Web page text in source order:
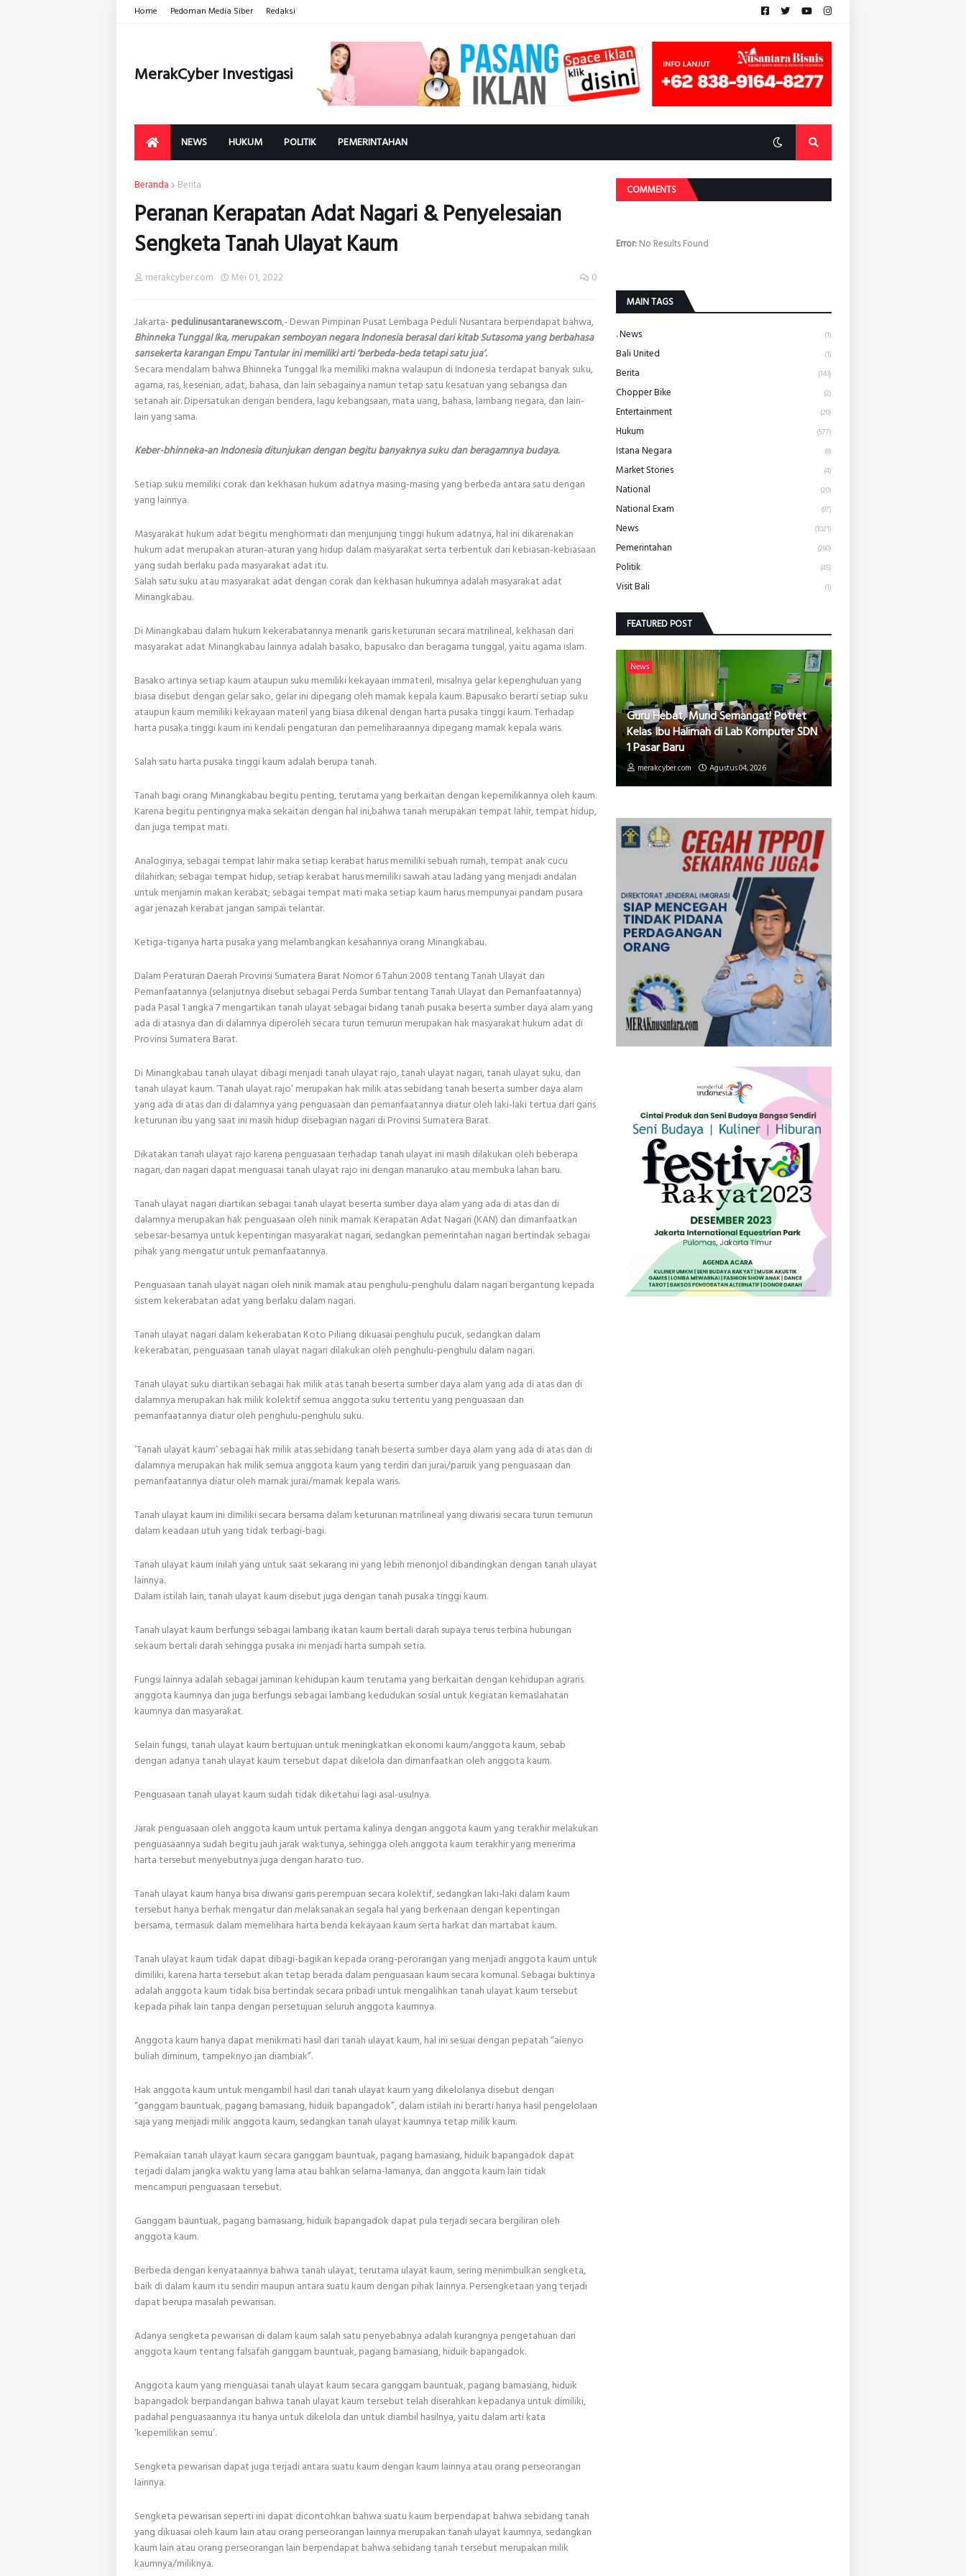
Home Pedoman Media Siber Redaksi
MerakCyber Investigasi
NEWS HUKUM POLITIK PEMERINTAHAN
Beranda Berita
Peranan Kerapatan Adat Nagari & Penyelesaian
Sengketa Tanah Ulayat Kaum
merakcyber.com Mei 01, 2022 0
Jakarta- pedulinusantaranews.com,- Dewan Pimpinan Pusat Lembaga Peduli Nusantara berpendapat bahwa,
Bhinneka Tunggal Ika, merupakan semboyan negara Indonesia berasal dari kitab Sutasoma yang berbahasa
sansekerta karangan Empu Tantular ini memiliki arti ‘berbeda-beda tetapi satu jua’.
Secara mendalam bahwa Bhinneka Tunggal Ika memiliki makna walaupun di Indonesia terdapat banyak suku,
agama, ras, kesenian, adat, bahasa, dan lain sebagainya namun tetap satu kesatuan yang sebangsa dan
setanah air. Dipersatukan dengan bendera, lagu kebangsaan, mata uang, bahasa, lambang negara, dan lain-
lain yang sama.
Keber-bhinneka-an Indonesia ditunjukan dengan begitu banyaknya suku dan beragamnya budaya.
Setiap suku memiliki corak dan kekhasan hukum adatnya masing-masing yang berbeda antara satu dengan
yang lainnya.
Masyarakat hukum adat begitu menghormati dan menjunjung tinggi hukum adatnya, hal ini dikarenakan
hukum adat merupakan aturan-aturan yang hidup dalam masyarakat serta terbentuk dari kebiasan-kebiasaan
yang sudah berlaku pada masyarakat adat itu.
Salah satu suku atau masyarakat adat dengan corak dan kekhasan hukumnya adalah masyarakat adat
Minangkabau.
Di Minangkabau dalam hukum kekerabatannya menarik garis keturunan secara matrilineal, kekhasan dari
masyarakat adat Minangkabau lainnya adalah basako, bapusako dan beragama tunggal, yaitu agama islam.
Basako artinya setiap kaum ataupun suku memiliki kekayaan immateril, misalnya gelar kepenghuluan yang
biasa disebut dengan gelar sako, gelar ini dipegang oleh mamak kepala kaum. Bapusako berarti setiap suku
ataupun kaum memiliki kekayaan materil yang biasa dikenal dengan harta pusaka tinggi kaum. Terhadap
harta pusaka tinggi kaum ini kendali pengaturan dan pemeliharaannya dipegang mamak kepala waris.
Salah satu harta pusaka tinggi kaum adalah berupa tanah.
Tanah bagi orang Minangkabau begitu penting, terutama yang berkaitan dengan kepemilikannya oleh kaum.
Karena begitu pentingnya maka sekaitan dengan hal ini,bahwa tanah merupakan tempat lahir, tempat hidup,
dan juga tempat mati.
Analoginya, sebagai tempat lahir maka setiap kerabat harus memiliki sebuah rumah, tempat anak cucu
dilahirkan; sebagai tempat hidup, setiap kerabat harus memiliki sawah atau ladang yang menjadi andalan
untuk menjamin makan kerabat; sebagai tempat mati maka setiap kaum harus mempunyai pandam pusara
agar jenazah kerabat jangan sampai telantar.
Ketiga-tiganya harta pusaka yang melambangkan kesahannya orang Minangkabau.
Dalam Peraturan Daerah Provinsi Sumatera Barat Nomor 6 Tahun 2008 tentang Tanah Ulayat dan
Pemanfaatannya (selanjutnya disebut sebagai Perda Sumbar tentang Tanah Ulayat dan Pemanfaatannya)
pada Pasal 1 angka 7 mengartikan tanah ulayat sebagai bidang tanah pusaka beserta sumber daya alam yang
ada di atasnya dan di dalamnya diperoleh secara turun temurun merupakan hak masyarakat hukum adat di
Provinsi Sumatera Barat.
Di Minangkabau tanah ulayat dibagi menjadi tanah ulayat rajo, tanah ulayat nagari, tanah ulayat suku, dan
tanah ulayat kaum. ‘Tanah ulayat rajo’ merupakan hak milik atas sebidang tanah beserta sumber daya alam
yang ada di atas dan di dalamnya yang penguasaan dan pemanfaatannya diatur oleh laki-laki tertua dari garis
keturunan ibu yang saat ini masih hidup disebagian nagari di Provinsi Sumatera Barat.
Dikatakan tanah ulayat rajo karena penguasaan terhadap tanah ulayat ini masih dilakukan oleh beberapa
nagari, dan nagari dapat menguasai tanah ulayat rajo ini dengan manaruko atau membuka lahan baru.
Tanah ulayat nagari diartikan sebagai tanah ulayat beserta sumber daya alam yang ada di atas dan di
dalamnya merupakan hak penguasaan oleh ninik mamak Kerapatan Adat Nagari (KAN) dan dimanfaatkan
sebesar-besarnya untuk kepentingan masyarakat nagari, sedangkan pemerintahan nagari bertindak sebagai
pihak yang mengatur untuk pemanfaatannya.
Penguasaan tanah ulayat nagari oleh ninik mamak atau penghulu-penghulu dalam nagari bergantung kepada
sistem kekerabatan adat yang berlaku dalam nagari.
Tanah ulayat nagari dalam kekerabatan Koto Piliang dikuasai penghulu pucuk, sedangkan dalam
kekerabatan, penguasaan tanah ulayat nagari dilakukan oleh penghulu-penghulu dalam nagari.
Tanah ulayat suku diartikan sebagai hak milik atas tanah beserta sumber daya alam yang ada di atas dan di
dalamnya merupakan hak milik kolektif semua anggota suku tertentu yang penguasaan dan
pemanfaatannya diatur oleh penghulu-penghulu suku.
‘Tanah ulayat kaum’ sebagai hak milik atas sebidang tanah beserta sumber daya alam yang ada di atas dan di
dalamnya merupakan hak milik semua anggota kaum yang terdiri dari jurai/paruik yang penguasaan dan
pemanfaatannya diatur oleh mamak jurai/mamak kepala waris.
Tanah ulayat kaum ini dimiliki secara bersama dalam keturunan matrilineal yang diwarisi secara turun temurun
dalam keadaan utuh yang tidak terbagi-bagi.
Tanah ulayat kaum inilah yang untuk saat sekarang ini yang lebih menonjol dibandingkan dengan tanah ulayat
lainnya.
Dalam istilah lain, tanah ulayat kaum disebut juga dengan tanah pusaka tinggi kaum.
Tanah ulayat kaum berfungsi sebagai lambang ikatan kaum bertali darah supaya terus terbina hubungan
sekaum bertali darah sehingga pusaka ini menjadi harta sumpah setia.
Fungsi lainnya adalah sebagai jaminan kehidupan kaum terutama yang berkaitan dengan kehidupan agraris
anggota kaumnya dan juga berfungsi sebagai lambang kedudukan sosial untuk kegiatan kemaslahatan
kaumnya dan masyarakat.
Selain fungsi, tanah ulayat kaum bertujuan untuk meningkatkan ekonomi kaum/anggota kaum, sebab
dengan adanya tanah ulayat kaum tersebut dapat dikelola dan dimanfaatkan oleh anggota kaum.
Penguasaan tanah ulayat kaum sudah tidak diketahui lagi asal-usulnya.
Jarak penguasaan oleh anggota kaum untuk pertama kalinya dengan anggota kaum yang terakhir melakukan
penguasaannya sudah begitu jauh jarak waktunya, sehingga oleh anggota kaum terakhir yang menerima
harta tersebut menyebutnya juga dengan harato tuo.
Tanah ulayat kaum hanya bisa diwarisi garis perempuan secara kolektif, sedangkan laki-laki dalam kaum
tersebut hanya berhak mengatur dan melaksanakan segala hal yang berkenaan dengan kepentingan
bersama, termasuk dalam memelihara harta benda kekayaan kaum serta harkat dan martabat kaum.
Tanah ulayat kaum tidak dapat dibagi-bagikan kepada orang-perorangan yang menjadi anggota kaum untuk
dimiliki, karena harta tersebut akan tetap berada dalam penguasaan kaum secara komunal. Sebagai buktinya
adalah anggota kaum tidak bisa bertindak secara pribadi untuk mengalihkan tanah ulayat kaum tersebut
kepada pihak lain tanpa dengan persetujuan seluruh anggota kaumnya.
Anggota kaum hanya dapat menikmati hasil dari tanah ulayat kaum, hal ini sesuai dengan pepatah “aienyo
buliah diminum, tampeknyo jan diambiak”.
Hak anggota kaum untuk mengambil hasil dari tanah ulayat kaum yang dikelolanya disebut dengan
“ganggam bauntuak, pagang bamasiang, hiduik bapangadok”, dalam istilah ini berarti hanya hasil pengelolaan
saja yang menjadi milik anggota kaum, sedangkan tanah ulayat kaumnya tetap milik kaum.
Pemakaian tanah ulayat kaum secara ganggam bauntuak, pagang bamasiang, hiduik bapangadok dapat
terjadi dalam jangka waktu yang lama atau bahkan selama-lamanya, dan anggota kaum lain tidak
mencampuri penguasaan tersebut.
Ganggam bauntuak, pagang bamasiang, hiduik bapangadok dapat pula terjadi secara bergiliran oleh
anggota kaum.
Berbeda dengan kenyataannya bahwa tanah ulayat, terutama ulayat kaum, sering menimbulkan sengketa,
baik di dalam kaum itu sendiri maupun antara suatu kaum dengan pihak lainnya. Persengketaan yang terjadi
dapat berupa masalah pewarisan.
Adanya sengketa pewarisan di dalam kaum salah satu penyebabnya adalah kurangnya pengetahuan dari
anggota kaum tentang falsafah ganggam bauntuak, pagang bamasiang, hiduik bapangadok.
Anggota kaum yang menguasai tanah ulayat kaum secara ganggam bauntuak, pagang bamasiang, hiduik
bapangadok berpandangan bahwa tanah ulayat kaum tersebut telah diserahkan kepadanya untuk dimiliki,
padahal penguasaannya itu hanya untuk dikelola dan untuk diambil hasilnya, yaitu dalam arti kata
‘kepemilikan semu’.
Sengketa pewarisan dapat juga terjadi antara suatu kaum dengan kaum lainnya atau orang perseorangan
lainnya.
Sengketa pewarisan seperti ini dapat dicontohkan bahwa suatu kaum berpendapat bahwa sebidang tanah
yang dikuasai oleh kaum lain atau orang perseorangan lainnya merupakan tanah ulayat kaumnya, sedangkan
kaum lain atau orang perseorangan lain berpendapat bahwa sebidang tanah tersebut merupakan milik
kaumnya/miliknya.
COMMENTS
Error:No Results Found
MAIN TAGS
. News (1)
Bali United (1)
Berita (143)
Chopper Bike (2)
Entertainment (20)
Hukum (577)
Istana Negara (8)
Market Stories (4)
National (20)
National Exam (97)
News (1021)
Pemerintahan (280)
Politik (45)
Visit Bali (1)
FEATURED POST
News
Guru Hebat, Murid Semangat! Potret
Kelas Ibu Halimah di Lab Komputer SDN
1 Pasar Baru
merakcyber.com Agustus 04, 2026